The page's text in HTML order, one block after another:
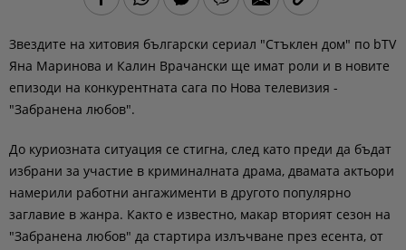
Звездите на хитовия български сериал "Стъклен дом" по bTV
Яна Маринова и Калин Врачански ще имат роли и в новите
епизоди на конкурентната сага по Нова телевизия -
"Забранена любов".
До куриозната ситуация се стигна, след като преди да бъдат
избрани за участие в криминалната драма, двамата актьори
намерили работни ангажименти в другото популярно
заглавие в жанра. Както е известно, макар вторият сезон на
"Забранена любов" да стартира излъчване през есента, от